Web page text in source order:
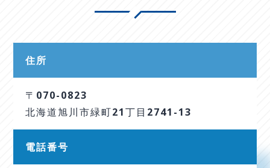
住所
〒070-0823
北海道旭川市緑町21丁目2741-13
電話番号